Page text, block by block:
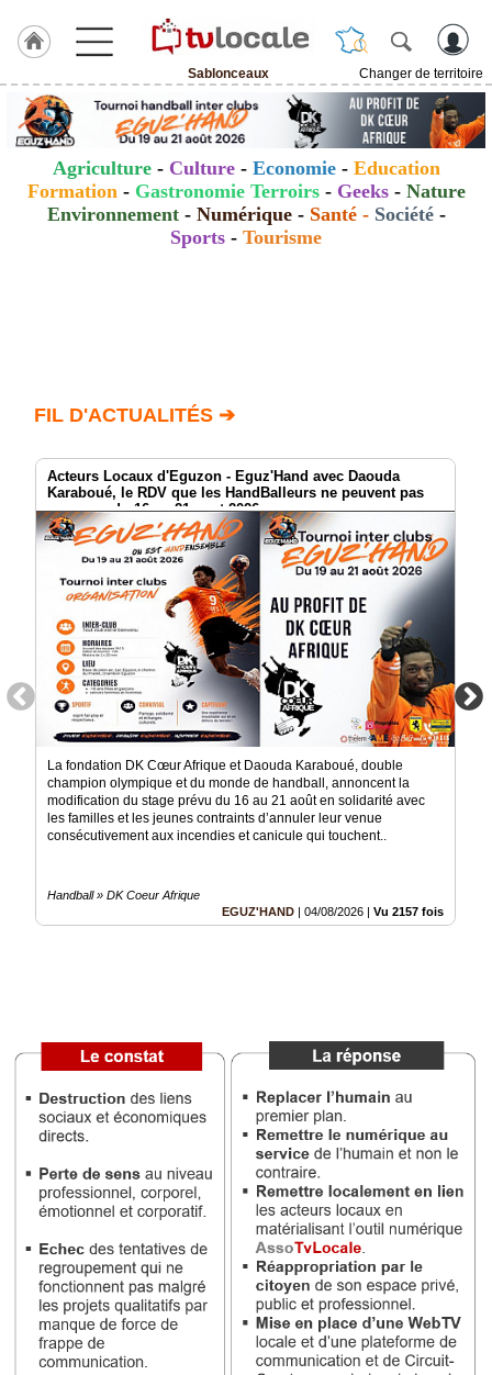
Sablonceaux
Changer de territoire
J'adhère
Hulcoq
ACCUEIL
Sablonceaux
Agenda
Vidéos
Médias
Prémium
Inscription
annuaire
pro
Agriculture- Culture - Economie- Education
Formation - Gastronomie Terroirs- Geeks- Nature
Environnement- Numérique- Santé- Société-
Sports - Tourisme
FIL D'ACTUALITÉS ➔
Acteurs Locaux d'Eguzon - Eguz'Hand avec Daouda
Karaboué, le RDV que les HandBalleurs ne peuvent pas
manquer du 16 au 21 aout 2026
La fondation DK Cœur Afrique et Daouda Karaboué, double
champion olympique et du monde de handball, annoncent la
modification du stage prévu du 16 au 21 août en solidarité avec
les familles et les jeunes contraints d’annuler leur venue
consécutivement aux incendies et canicule qui touchent..
Handball » DK Coeur Afrique
EGUZ'HAND
04/08/2026 Vu 2157 fois